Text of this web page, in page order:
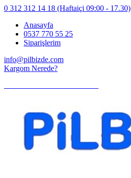
0 312 312 14 18 (Haftaiçi 09:00 - 17.30)
Anasayfa
0537 770 55 25
Siparişlerim
info@pilbizde.com
Kargom Nerede?